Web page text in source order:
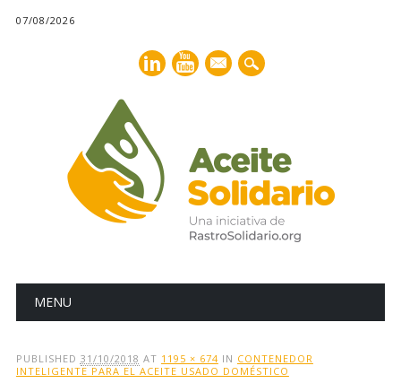
07/08/2026
mail
Main menu
MENU
PUBLISHED 31/10/2018 AT 1195 × 674IN CONTENEDOR
INTELIGENTE PARA EL ACEITE USADO DOMÉSTICO